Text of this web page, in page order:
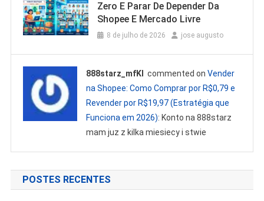
Zero E Parar De Depender Da
Shopee E Mercado Livre
8 de julho de 2026 jose augusto
888starz_mfKl commented onVender
na Shopee: Como Comprar por R$0,79 e
Revender por R$19,97 (Estratégia que
Funciona em 2026): Konto na 888starz
mam juz z kilka miesiecy i stwie
POSTES RECENTES